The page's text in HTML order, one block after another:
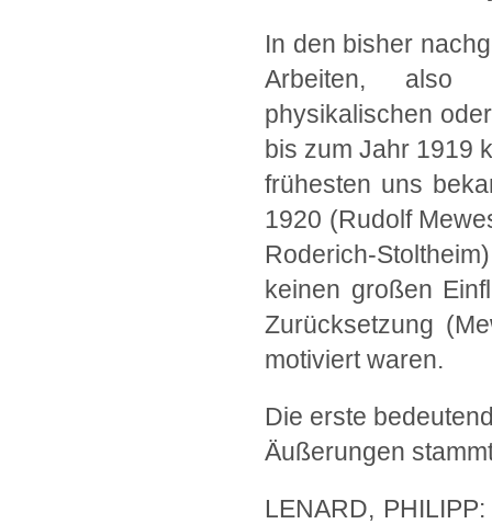
In den bisher
Arbeiten, also
physikalischen
bis zum Jahr 1919
frühesten uns
1920 (Rudolf
Roderich-
keinen großen
Zurücksetzung
motiviert waren.
Die erste
Äußerungen
LENARD,